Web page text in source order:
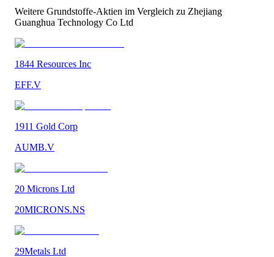
Weitere Grundstoffe-Aktien im Vergleich zu Zhejiang
Guanghua Technology Co Ltd
1844 Resources Inc
EFF.V
1911 Gold Corp
AUMB.V
20 Microns Ltd
20MICRONS.NS
29Metals Ltd